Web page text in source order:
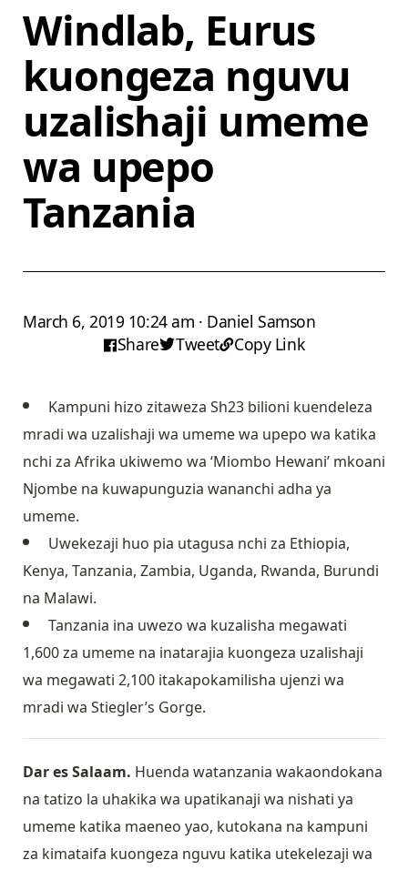
Windlab, Eurus
kuongeza nguvu
uzalishaji umeme
wa upepo
Tanzania
March 6, 2019 10:24 am · Daniel Samson
Share
Tweet Copy Link
Kampuni hizo zitaweza Sh23 bilioni kuendeleza
mradi wa uzalishaji wa umeme wa upepo wa katika
nchi za Afrika ukiwemo wa ‘Miombo Hewani’ mkoani
Njombe na kuwapunguzia wananchi adha ya
umeme.
Uwekezaji huo pia utagusa nchi za Ethiopia,
Kenya, Tanzania, Zambia, Uganda, Rwanda, Burundi
na Malawi.
Tanzania ina uwezo wa kuzalisha megawati
1,600 za umeme na inatarajia kuongeza uzalishaji
wa megawati 2,100 itakapokamilisha ujenzi wa
mradi wa Stiegler’s Gorge.
Dar es Salaam. Huenda watanzania wakaondokana
na tatizo la uhakika wa upatikanaji wa nishati ya
umeme katika maeneo yao, kutokana na kampuni
za kimataifa kuongeza nguvu katika utekelezaji wa